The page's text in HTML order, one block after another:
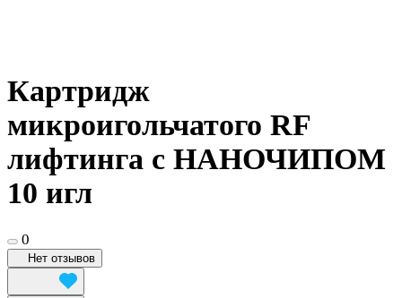
Картридж
микроигольчатого RF
лифтинга с НАНОЧИПОМ
10 игл
0
Нет отзывов